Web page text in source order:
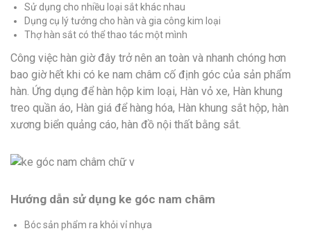
Sử dụng cho nhiều loại sắt khác nhau
Dụng cụ lý tưởng cho hàn và gia công kim loại
Thợ hàn sắt có thể thao tác một mình
Công việc hàn giờ đây trở nên an toàn và nhanh chóng hơn
bao giờ hết khi có ke nam châm cố định góc của sản phẩm
hàn. Ứng dụng để hàn hộp kim loại, Hàn vỏ xe, Hàn khung
treo quần áo, Hàn giá để hàng hóa, Hàn khung sắt hộp, hàn
xương biển quảng cáo, hàn đồ nội thất bằng sắt.
Hướng dẫn sử dụng ke góc nam châm
Bóc sản phẩm ra khỏi vỉ nhựa